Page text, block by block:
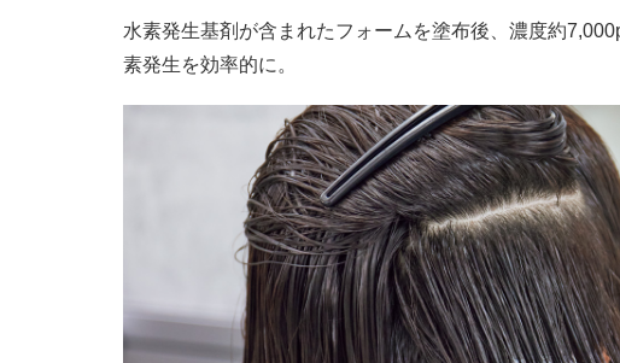
水素発生基剤が含まれたフォームを塗布後、濃度約
素発生を効率的に。